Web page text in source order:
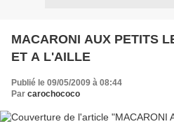
MACARONI AUX PETITS
ET A L'AILLE
Publié le 09/05/2009 à 08:44
Par carochococo